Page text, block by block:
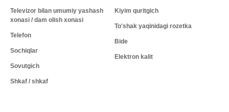
Televizor bilan umumiy yashash
xonasi / dam olish xonasi
Telefon
Sochiqlar
Sovutgich
Shkaf / shkaf
Kiyim quritgich
To'shak yaqinidagi rozetka
Bide
Elektron kalit